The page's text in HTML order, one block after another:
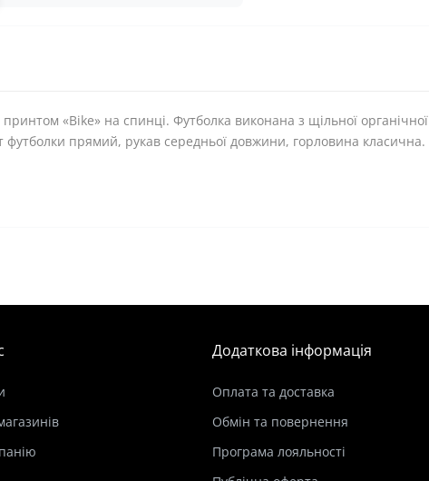
«Bike» на спинці. Футболка виконана з щільної органічної
футболки прямий, рукав середньої довжини, горловина класична.
Додаткова інформація
Оплата та доставка
Обмін та повернення
Програма лояльності